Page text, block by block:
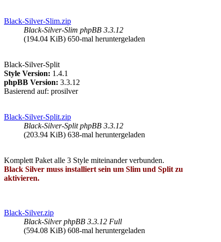
Black-Silver-Slim.zip
Black-Silver-Slim phpBB 3.3.12
(194.04 KiB) 650-mal heruntergeladen
Black-Silver-Split
Style Version: 1.4.1
phpBB Version: 3.3.12
Basierend auf: prosilver
Black-Silver-Split.zip
Black-Silver-Split phpBB 3.3.12
(203.94 KiB) 638-mal heruntergeladen
Komplett Paket alle 3 Style miteinander verbunden.
Black Silver muss installiert sein um Slim und Split zu
aktivieren.
Black-Silver.zip
Black-Silver phpBB 3.3.12 Full
(594.08 KiB) 608-mal heruntergeladen